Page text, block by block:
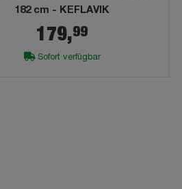
182 cm - KEFLAVIK
179,99
Sofort verfügbar